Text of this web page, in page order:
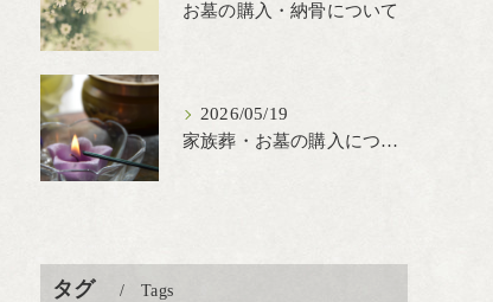
お墓の購入・納骨について
2026/05/19
家族葬・お墓の購入について
タグ Tags